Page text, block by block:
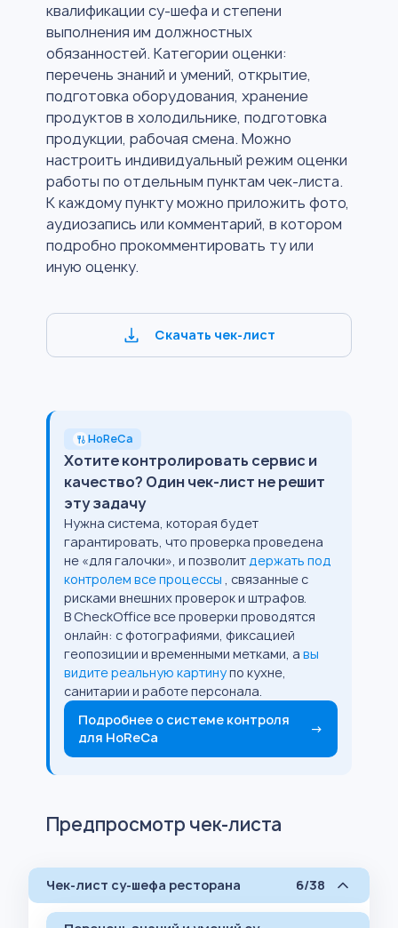
квалификации су-шефа и степени
выполнения им должностных
обязанностей. Категории оценки:
перечень знаний и умений, открытие,
подготовка оборудования, хранение
продуктов в холодильнике, подготовка
продукции, рабочая смена. Можно
настроить индивидуальный режим оценки
работы по отдельным пунктам чек-листа.
К каждому пункту можно приложить фото,
аудиозапись или комментарий, в котором
подробно прокомментировать ту или
иную оценку.
Скачать чек-лист
HoReCa
Хотите контролировать сервис и
качество? Один чек-лист не решит
эту задачу
Нужна система, которая будет
гарантировать, что проверка проведена
не «для галочки», и позволитдержать под
контролем все процессы , связанные с
рисками внешних проверок и штрафов.
В CheckOffice все проверки проводятся
онлайн: с фотографиями, фиксацией
геопозиции и временными метками, а вы
видите реальную картинупо кухне,
санитарии и работе персонала.
Подробнее о системе контроля
для HoReCa
→
Предпросмотр чек-листа
Чек-лист су-шефа ресторана 6/38